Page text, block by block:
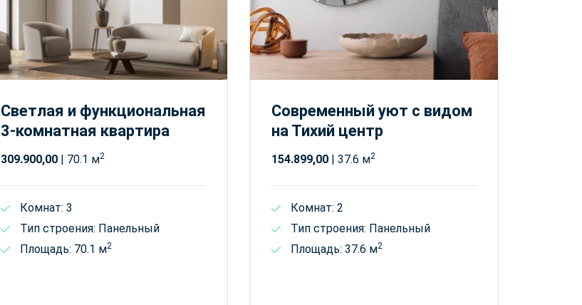
Светлая и функциональная
3-комнатная квартира
309.900,00 | 70.1 м2
Комнат: 3
Тип строения: Панельный
Площадь: 70.1 м2
Современный уют с видом
на Тихий центр
154.899,00 | 37.6 м2
Комнат: 2
Тип строения: Панельный
Площадь: 37.6 м2